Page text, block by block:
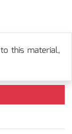
this material,